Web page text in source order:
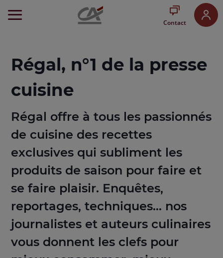
au
Aller
au
de
page
Contact
Régal, n°1 de la presse
cuisine
Régal offre à tous les passionnés
de cuisine des recettes
exclusives qui subliment les
produits de saison pour faire et
se faire plaisir. Enquêtes,
reportages, techniques… nos
journalistes et auteurs culinaires
vous donnent les clefs pour